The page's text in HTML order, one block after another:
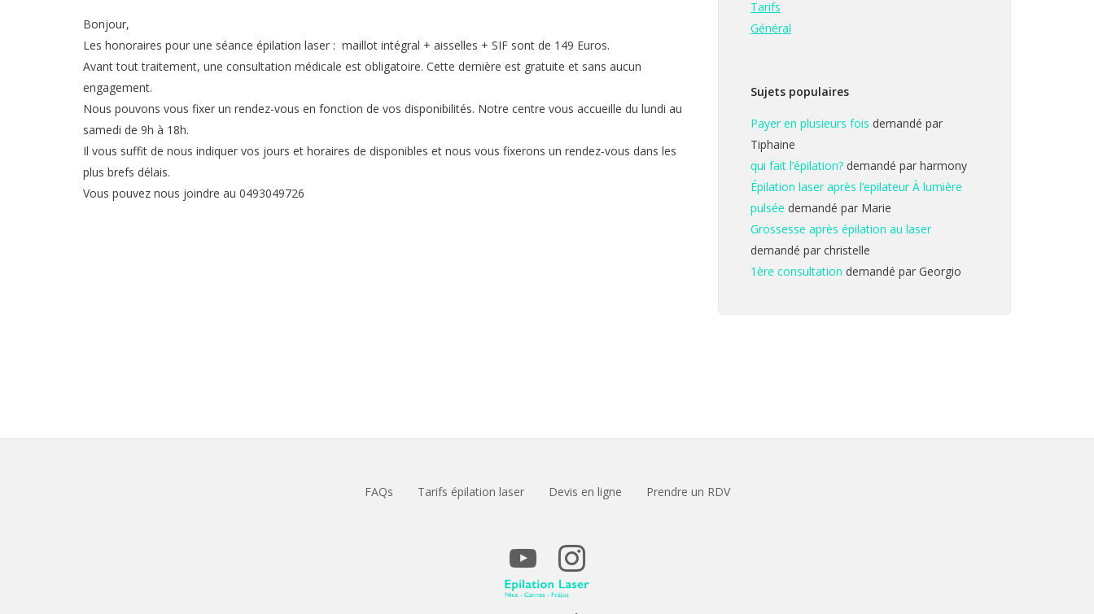
Bonjour,
Les honoraires pour une séance épilation laser : maillot intégral + aisselles + SIF sont de 149 Euros.
Avant tout traitement, une consultation médicale est obligatoire. Cette dernière est gratuite et sans aucun
engagement.
Nous pouvons vous fixer un rendez-vous en fonction de vos disponibilités. Notre centre vous accueille du lundi au
samedi de 9h à 18h.
Il vous suffit de nous indiquer vos jours et horaires de disponibles et nous vous fixerons un rendez-vous dans les
plus brefs délais.
Vous pouvez nous joindre au 0493049726
Tarifs
Général
Sujets populaires
Payer en plusieurs fois demandé par
Tiphaine
qui fait l’épilation? demandé par harmony
Épilation laser après l’epilateur À lumière
pulsée demandé par Marie
Grossesse après épilation au laser
demandé par christelle
1ère consultation demandé par Georgio
FAQs Tarifs épilation laser Devis en ligne Prendre un RDV